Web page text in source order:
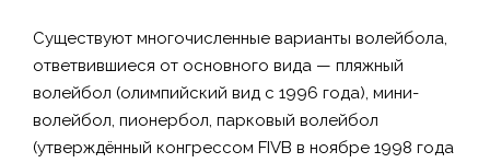
Существуют многочисленные варианты волейбола,
ответвившиеся от основного вида — пляжный
волейбол (олимпийский вид с 1996 года), мини-
волейбол, пионербол, парковый волейбол
(утверждённый конгрессом FIVB в ноябре 1998 года